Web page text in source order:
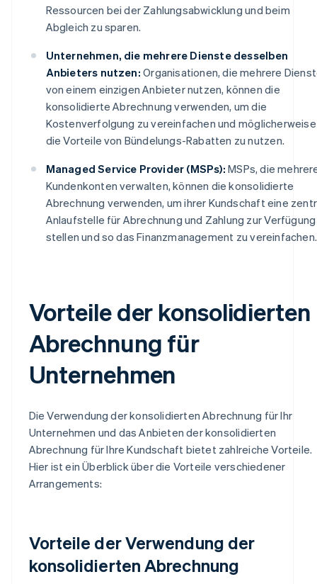
Ressourcen bei der Zahlungsabwicklung und beim
Abgleich zu sparen.
Unternehmen, die mehrere Dienste desselben
Anbieters nutzen: Organisationen, die mehrere
von einem einzigen Anbieter nutzen, können die
konsolidierte Abrechnung verwenden, um die
Kostenverfolgung zu vereinfachen und möglicherweise
die Vorteile von Bündelungs-Rabatten zu nutzen.
Managed Service Provider (MSPs): MSPs, die
Kundenkonten verwalten, können die konsolidierte
Abrechnung verwenden, um ihrer Kundschaft eine
Anlaufstelle für Abrechnung und Zahlung zur
stellen und so das Finanzmanagement zu vereinfachen.
Vorteile der konsolidierten
Abrechnung für
Unternehmen
Die Verwendung der konsolidierten Abrechnung für Ihr
Unternehmen und das Anbieten der konsolidierten
Abrechnung für Ihre Kundschaft bietet zahlreiche Vorteile.
Hier ist ein Überblick über die Vorteile verschiedener
Arrangements:
Vorteile der Verwendung der
konsolidierten Abrechnung